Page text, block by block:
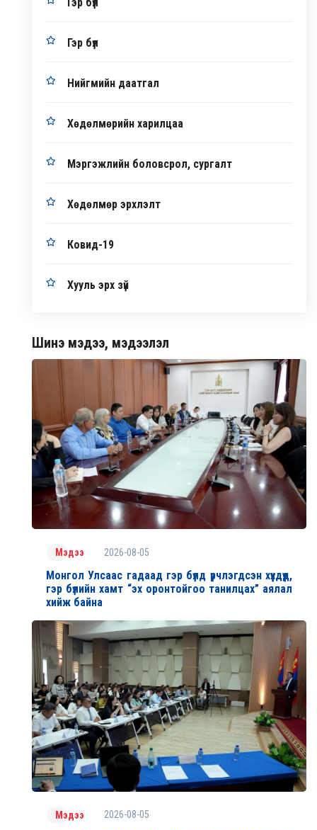
Гэр бүл
Гэр бүл
Нийгмийн даатгал
Хөдөлмөрийн харилцаа
Мэргэжлийн боловсрол, сургалт
Хөдөлмөр эрхлэлт
Ковид-19
Хууль эрх зүй
Шинэ мэдээ, мэдээлэл
Мэдээ 2026-08-05
Монгол Улсаас гадаад гэр бүлд үрчлэгдсэн хүүхдүүд,
гэр бүлийн хамт “эх оронтойгоо танилцах” аялал
хийж байна
Мэдээ 2026-08-05